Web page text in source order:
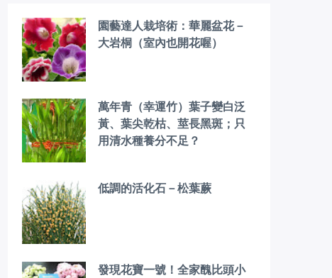
園藝達人栽培術：華麗盆花－
大岩桐（室內也開花喔）
萬年青（幸運竹）葉子變白泛
黃、葉尖乾枯、莖長黑斑；只
用清水種養分不足？
低調的活化石－松葉蕨
發現花寶一號！全家醜比頭小